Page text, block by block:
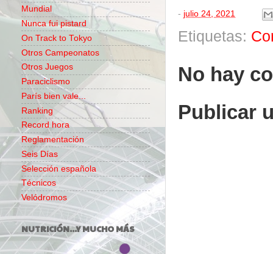
- julio 24, 2021
Etiquetas:
No hay
Publicar
Mundial
Nunca fui pistard
On Track to Tokyo
Otros Campeonatos
Otros Juegos
Paraciclismo
París bien vale...
Ranking
Record hora
Reglamentación
Seis Días
Selección española
Técnicos
Velódromos
NUTRICIÓN...Y MUCHO MÁS